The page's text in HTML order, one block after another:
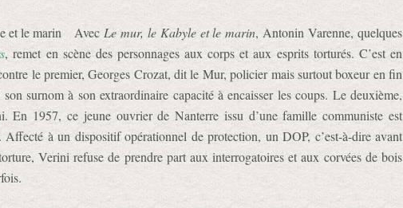
Avec Le mur, le Kabyle et le marin, Antonin Varenne, quelques
, remet en scène des personnages aux corps et aux esprits torturés. C’est en
le premier, Georges Crozat, dit le Mur, policier mais surtout boxeur en fin
surnom à son extraordinaire capacité à encaisser les coups. Le deuxième,
En 1957, ce jeune ouvrier de Nanterre issu d’une famille communiste est
à un dispositif opérationnel de protection, un DOP, c’est-à-dire avant
Verini refuse de prendre part aux interrogatoires et aux corvées de bois